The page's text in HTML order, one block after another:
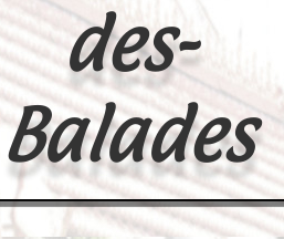
des-
Balades